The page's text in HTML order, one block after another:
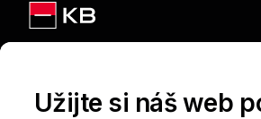
Užijte si náš web